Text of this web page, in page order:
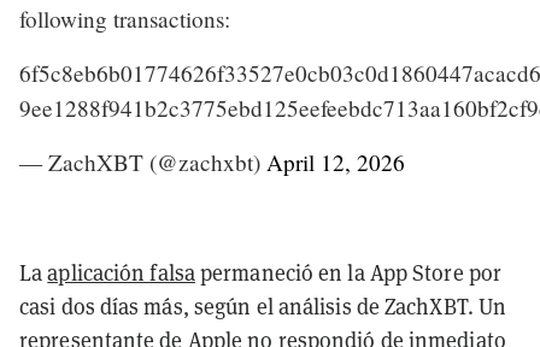
following transactions:
— ZachXBT (@zachxbt) April 12, 2026
Laaplicación falsapermaneció en la App Store por
casi dos días más, según el análisis de ZachXBT. Un
representante de Apple no respondió de inmediato